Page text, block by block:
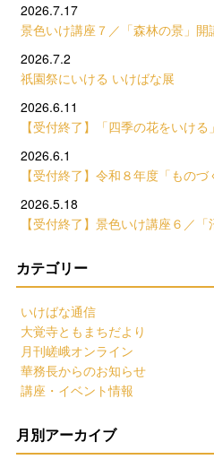
2026.7.17
景色いけ講座７／「森林の景」開
2026.7.2
祇園祭にいける いけばな展
2026.6.11
【受付終了】「四季の花をいけ
2026.6.1
【受付終了】令和８年度「もの
2026.5.18
【受付終了】景色いけ講座６／
カテゴリー
いけばな通信
大覚寺ともまちだより
月刊嵯峨オンライン
華務長からのお知らせ
講座・イベント情報
月別アーカイブ